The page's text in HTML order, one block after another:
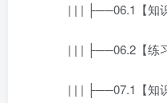
| | | ├──06.1【知识
| | | ├──06.2【练习
| | | ├──07.1【知识